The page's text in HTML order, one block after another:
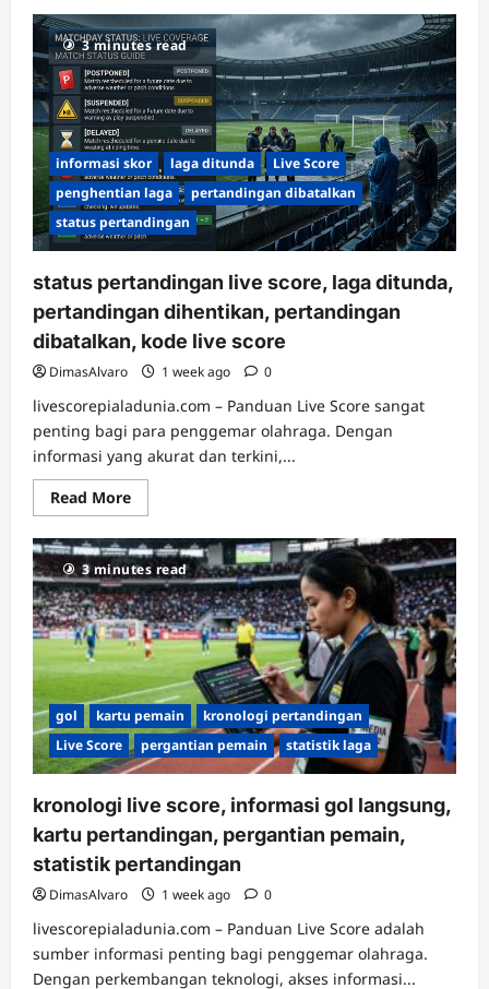
Fitur
Livescore
Piala
Dunia
untuk
Memantau
Statistik
dan
Peluang
Gol
secara
Real-
Time
3 minutes read
informasi skor laga ditunda
Live Score
penghentian laga
pertandingan dibatalkan
status pertandingan
status pertandingan live score, laga ditunda,
pertandingan dihentikan, pertandingan
dibatalkan, kode live score
DimasAlvaro 1 week ago 0
livescorepialadunia.com – Panduan Live Score sangat
penting bagi para penggemar olahraga. Dengan
informasi yang akurat dan terkini,...
Read MoreRead
more
status
pertandingan
live
score,
laga
ditunda,
pertandingan
dihentikan,
pertandingan
dibatalkan,
kode
live
score
3 minutes read
gol kartu pemain
kronologi pertandingan
Live Score
pergantian pemain statistik laga
kronologi live score, informasi gol langsung,
kartu pertandingan, pergantian pemain,
statistik pertandingan
DimasAlvaro 1 week ago 0
livescorepialadunia.com – Panduan Live Score adalah
sumber informasi penting bagi penggemar olahraga.
Dengan perkembangan teknologi, akses informasi...